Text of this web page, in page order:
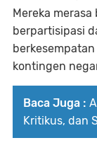
Mereka
berpartisipasi
kontingen
Baca Juga :
Kritikus, dan